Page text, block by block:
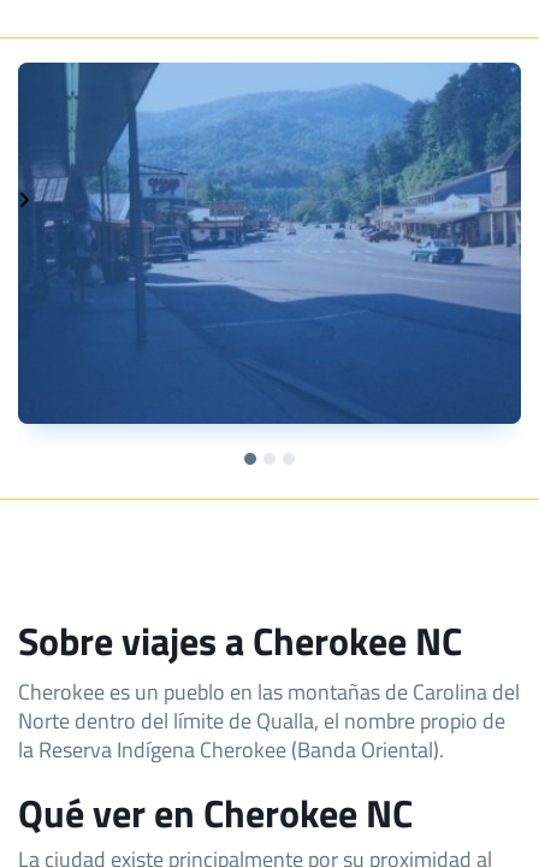
Sobre viajes a Cherokee NC
Cherokee es un pueblo en las montañas de Carolina del
Norte dentro del límite de Qualla, el nombre propio de
la Reserva Indígena Cherokee (Banda Oriental).
Qué ver en Cherokee NC
La ciudad existe principalmente por su proximidad al